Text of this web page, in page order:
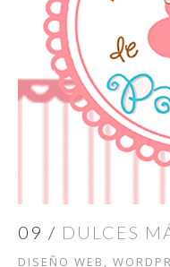
09 / DULCES
DISEÑO WEB,